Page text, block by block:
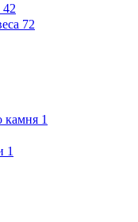
42
72
камня 1
1